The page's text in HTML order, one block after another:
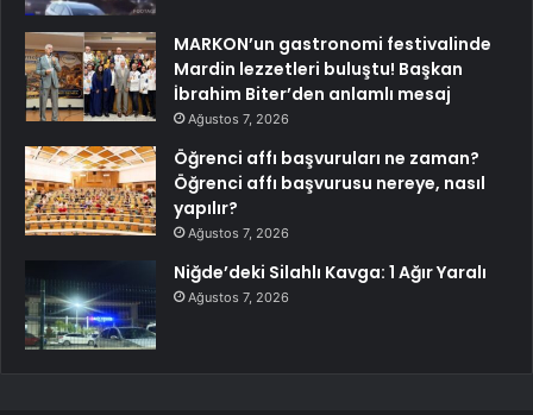
MARKON’un gastronomi festivalinde
Mardin lezzetleri buluştu! Başkan
İbrahim Biter’den anlamlı mesaj
Ağustos 7, 2026
Öğrenci affı başvuruları ne zaman?
Öğrenci affı başvurusu nereye, nasıl
yapılır?
Ağustos 7, 2026
Niğde’deki Silahlı Kavga: 1 Ağır Yaralı
Ağustos 7, 2026